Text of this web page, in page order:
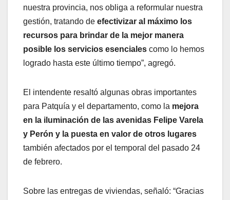
nuestra provincia, nos obliga a reformular nuestra
gestión, tratando de efectivizar al máximo los
recursos para brindar de la mejor manera
posible los servicios esenciales como lo hemos
logrado hasta este último tiempo”, agregó.
El intendente resaltó algunas obras importantes
para Patquía y el departamento, como la mejora
en la iluminación de las avenidas Felipe Varela
y Perón y la puesta en valor de otros lugares
también afectados por el temporal del pasado 24
de febrero.
Sobre las entregas de viviendas, señaló: “Gracias